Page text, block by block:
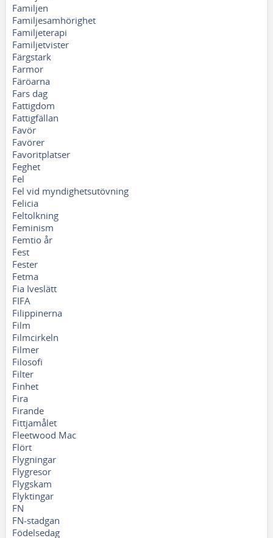
Familjen
Familjesamhörighet
Familjeterapi
Familjetvister
Färgstark
Farmor
Färöarna
Fars dag
Fattigdom
Fattigfällan
Favör
Favörer
Favoritplatser
Feghet
Fel
Fel vid myndighetsutövning
Felicia
Feltolkning
Feminism
Femtio år
Fest
Fester
Fetma
Fia Iveslätt
FIFA
Filippinerna
Film
Filmcirkeln
Filmer
Filosofi
Filter
Finhet
Fira
Firande
Fittjamålet
Fleetwood Mac
Flört
Flygningar
Flygresor
Flygskam
Flyktingar
FN
FN-stadgan
Födelsedag